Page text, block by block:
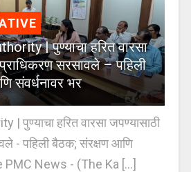
| पुण्याचा हरित वारसा
प्राधिकरण सरसावले – पहिली
संवर्धनावर भर
पुण्याचा हरित वारसा जपण्यासाठी
- पहिली बैठक; संरक्षण आणि
PMC News - (The Ka [...]